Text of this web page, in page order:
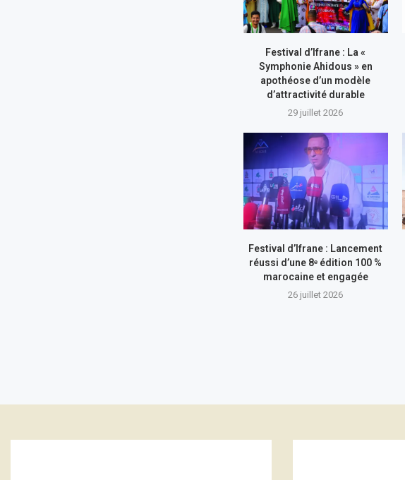
Festival d’Ifrane : La «
Symphonie Ahidous » en
apothéose d’un modèle
d’attractivité durable
29 juillet 2026
Festival d’Ifrane : Lancement
réussi d’une 8ᵉ édition 100 %
marocaine et engagée
26 juillet 2026